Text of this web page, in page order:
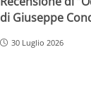
di Giuseppe
30 Luglio 2026